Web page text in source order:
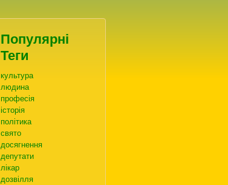
Популярні
Теги
культура
людина
професія
історія
політика
свято
досягнення
депутати
лікар
дозвілля